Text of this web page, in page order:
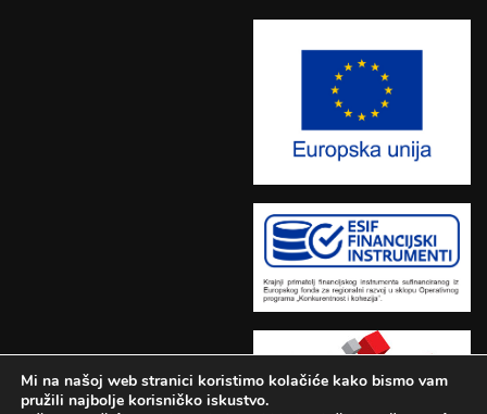
Mi na našoj web stranici koristimo kolačiće kako bismo vam
pružili najbolje korisničko iskustvo.